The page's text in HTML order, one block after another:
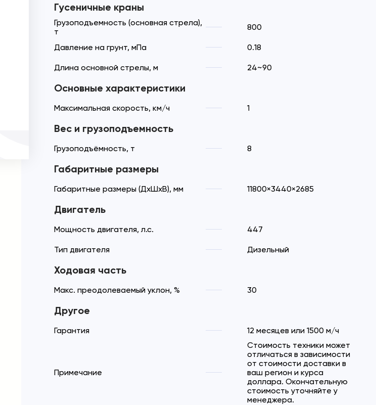
Гусеничные краны
Грузоподъемность (основная стрела),
т
800
Давление на грунт, мПа 0.18
Длина основной стрелы, м 24~90
Основные характеристики
Максимальная скорость, км/ч 1
Вес и грузоподъемность
Грузоподъёмность, т 8
Габаритные размеры
Габаритные размеры (ДхШхВ), мм 11800×3440×2685
Двигатель
Мощность двигателя, л.с. 447
Тип двигателя Дизельный
Ходовая часть
Макс. преодолеваемый уклон, % 30
Другое
Гарантия 12 месяцев или 1500 м/ч
Примечание
Стоимость техники может
отличаться в зависимости
от стоимости доставки в
ваш регион и курса
доллара. Окончательную
стоимость уточняйте у
менеджера.